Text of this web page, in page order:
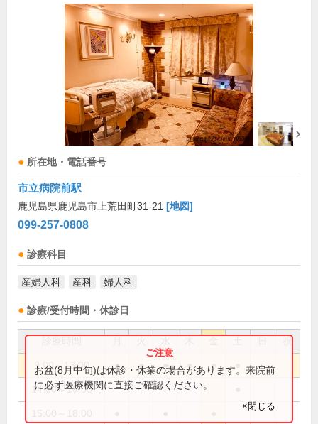
所在地・電話番号
市立病院前駅
鹿児島県鹿児島市上荒田町31-21 [地図]
099-257-0808
診療科目
産婦人科 産科 婦人科
診療/受付時間・休診日
祝
9:00～13:00 ● ● ● ● ●
14:00～16:00
お盆(8月中旬)は休診・休業の場合があります。来院前
に必ず医療機関に直接ご確認ください。
×閉じる